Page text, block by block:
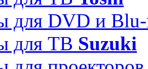
для DVD и
для ТВ Suzuki